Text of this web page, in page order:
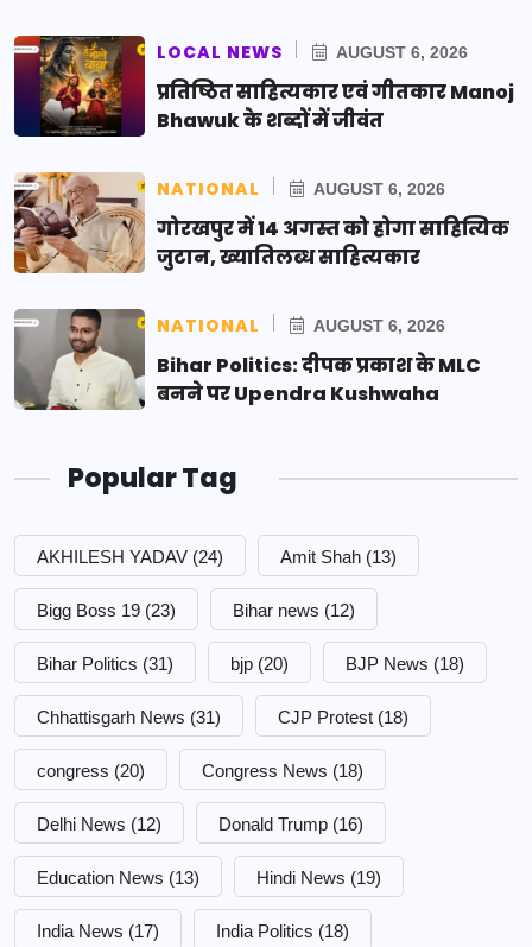
LOCAL NEWS AUGUST 6, 2026
प्रतिष्ठित साहित्यकार एवं गीतकार Manoj
Bhawuk के शब्दों में जीवंत
NATIONAL AUGUST 6, 2026
गोरखपुर में 14 अगस्त को होगा साहित्यिक
जुटान, ख्यातिलब्ध साहित्यकार
NATIONAL AUGUST 6, 2026
Bihar Politics: दीपक प्रकाश के MLC
बनने पर Upendra Kushwaha
Popular Tag
AKHILESH YADAV (24) Amit Shah (13)
Bigg Boss 19 (23) Bihar news (12)
Bihar Politics (31) bjp (20) BJP News (18)
Chhattisgarh News (31) CJP Protest (18)
congress (20) Congress News (18)
Delhi News (12) Donald Trump (16)
Education News (13) Hindi News (19)
India News (17) India Politics (18)